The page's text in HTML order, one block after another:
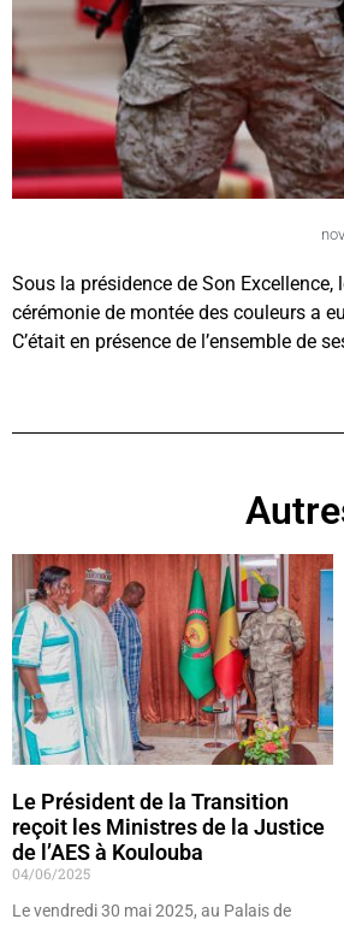
Sous la présidence de Son
cérémonie de montée des couleurs a
C’était en présence de l’ensemble de
Le Président de la Transition
reçoit les Ministres de la Justice
de l’AES à Koulouba
04/06/2025
Le vendredi 30 mai 2025, au Palais de